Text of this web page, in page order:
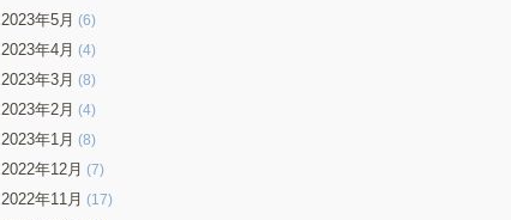
2023年5月 (6)
2023年4月 (4)
2023年3月 (8)
2023年2月 (4)
2023年1月 (8)
2022年12月 (7)
2022年11月 (17)